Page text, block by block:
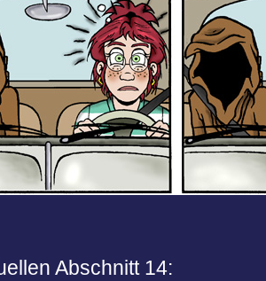
Abschnitt 14: